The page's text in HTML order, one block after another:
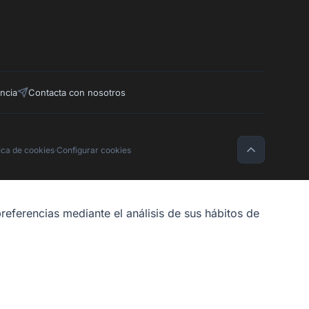
Contacta con nosotros
de cookies·Configurar cookies
mediante el análisis de sus hábitos de